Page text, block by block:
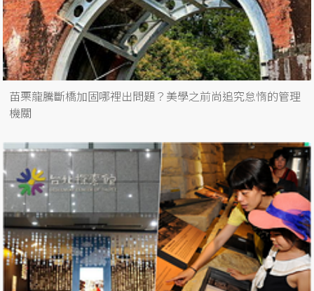
苗栗龍騰斷橋加固哪裡出問題？美學之前尚追究怠惰的管理
機關